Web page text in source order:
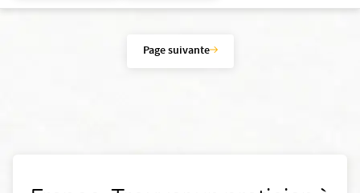
Page suivante